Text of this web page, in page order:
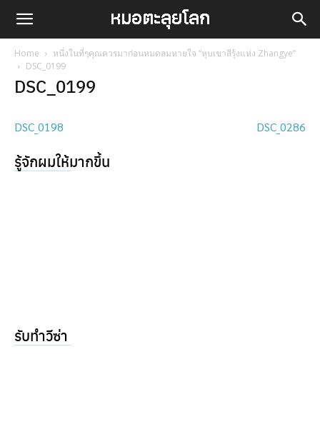
Home
หนึ่งในที่ๆคุณควรมาก่อนหมดลมหายใจ “หุบเขาสีรุ้งแห่ง Zhangye”
DSC_0199
DSC_0199
DSC_0198 DSC_0286
รู้จักผมให้มากขึ้น
รับทำวีซ่า